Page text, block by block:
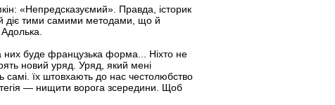
«Непредсказуємий». Правда, історик
діє тими самими методами, що й
них буде французька форма... Ніхто не
новий уряд. Уряд, який мені
самі. їх штовхають до нас честолюбство
— нищити ворога зсередини. Щоб